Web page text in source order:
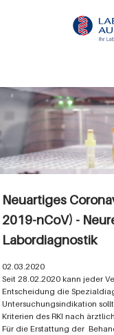
Direkt
zum
O
Neuartiges
2019-nCoV) -
Labordiagnostik
02.03.2020
Seit 28.02.2020 kann jeder
Entscheidung die
Untersuchungsindikation
Kriterien des RKI nach
Für die Erstattung der